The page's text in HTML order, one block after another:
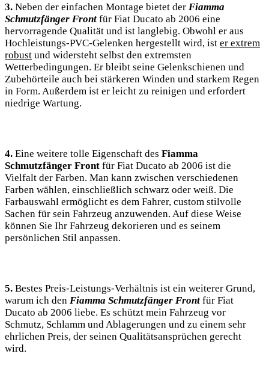
3. Neben der einfachen Montage bietet der Fiamma
Schmutzfänger Front für Fiat Ducato ab 2006 eine
hervorragende Qualität und ist langlebig. Obwohl er aus
Hochleistungs-PVC-Gelenken hergestellt wird, ist er extrem
robust und widersteht selbst den extremsten
Wetterbedingungen. Er bleibt seine Gelenkschienen und
Zubehörteile auch bei stärkeren Winden und starkem Regen
in Form. Außerdem ist er leicht zu reinigen und erfordert
niedrige Wartung.
4. Eine weitere tolle Eigenschaft des Fiamma
Schmutzfänger Front für Fiat Ducato ab 2006 ist die
Vielfalt der Farben. Man kann zwischen verschiedenen
Farben wählen, einschließlich schwarz oder weiß. Die
Farbauswahl ermöglicht es dem Fahrer, custom stilvolle
Sachen für sein Fahrzeug anzuwenden. Auf diese Weise
können Sie Ihr Fahrzeug dekorieren und es seinem
persönlichen Stil anpassen.
5. Bestes Preis-Leistungs-Verhältnis ist ein weiterer Grund,
warum ich den Fiamma Schmutzfänger Front für Fiat
Ducato ab 2006 liebe. Es schützt mein Fahrzeug vor
Schmutz, Schlamm und Ablagerungen und zu einem sehr
ehrlichen Preis, der seinen Qualitätsansprüchen gerecht
wird.